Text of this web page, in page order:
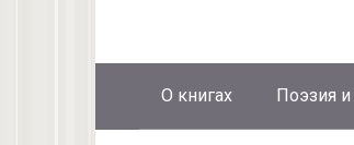
О книгах Поэзия и